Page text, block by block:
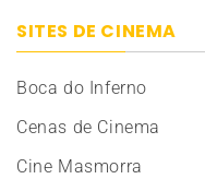
SITES DE CINEMA
Boca do Inferno
Cenas de Cinema
Cine Masmorra